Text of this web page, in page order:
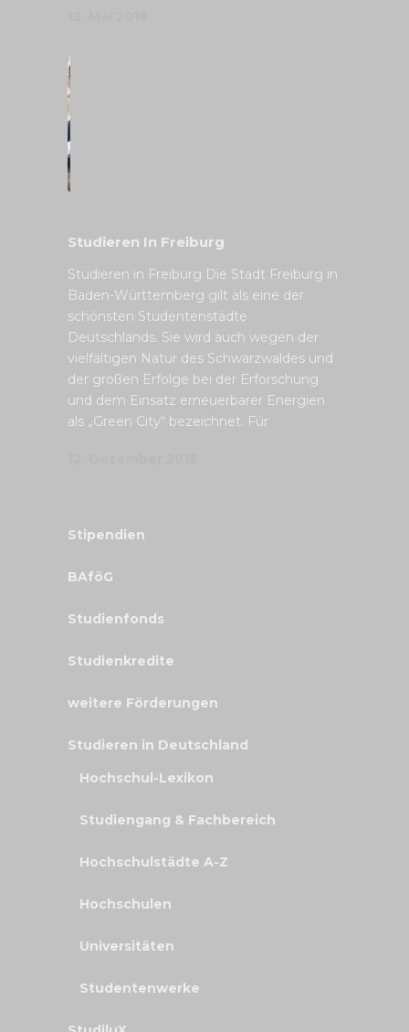
Studieren In Freiburg
Studieren in Freiburg Die Stadt Freiburg in
Baden-Württemberg gilt als eine der
schönsten Studentenstädte
Deutschlands. Sie wird auch wegen der
vielfältigen Natur des Schwarzwaldes und
der großen Erfolge bei der Erforschung
und dem Einsatz erneuerbarer Energien
als „Green City“ bezeichnet. Für
Stipendien
BAföG
Studienfonds
Studienkredite
weitere Förderungen
Studieren in Deutschland
Hochschul-Lexikon
Studiengang & Fachbereich
Hochschulstädte A-Z
Hochschulen
Universitäten
Studentenwerke